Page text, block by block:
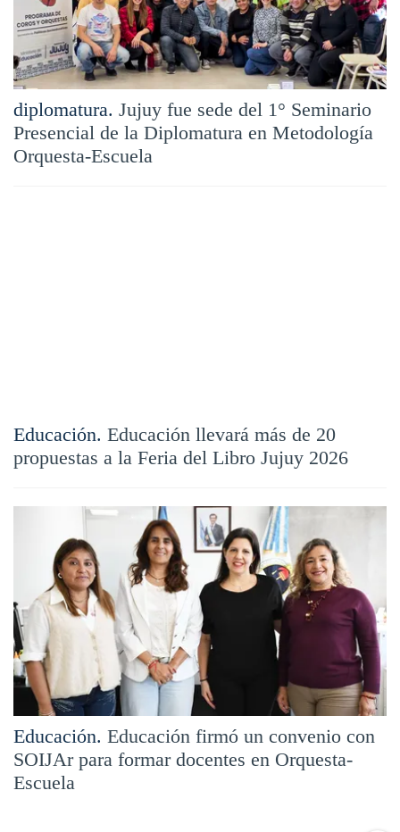
diplomatura. Jujuy fue sede del 1° Seminario
Presencial de la Diplomatura en Metodología
Orquesta-Escuela
Educación. Educación llevará más de 20
propuestas a la Feria del Libro Jujuy 2026
Educación. Educación firmó un convenio con
SOIJAr para formar docentes en Orquesta-
Escuela